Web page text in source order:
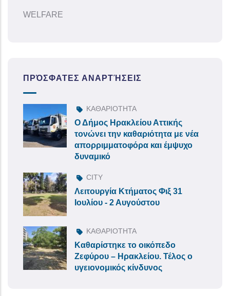
WELFARE
ΠΡΌΣΦΑΤΕΣ ΑΝΑΡΤΉΣΕΙΣ
ΚΑΘΑΡΙΟΤΗΤΑ
Ο Δήμος Ηρακλείου Αττικής
τονώνει την καθαριότητα με νέα
απορριμματοφόρα και έμψυχο
δυναμικό
CITY
Λειτουργία Κτήματος Φιξ 31
Ιουλίου - 2 Αυγούστου
ΚΑΘΑΡΙΟΤΗΤΑ
Καθαρίστηκε το οικόπεδο
Ζεφύρου – Ηρακλείου. Τέλος ο
υγειονομικός κίνδυνος